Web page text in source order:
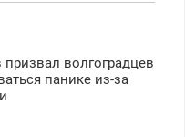
волгоградцев
панике из-за